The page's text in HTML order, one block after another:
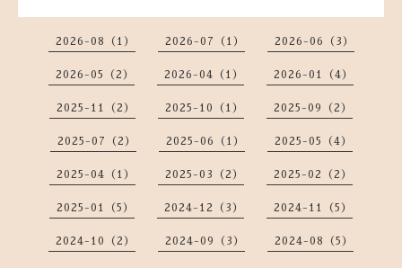
2026-08（1） 2026-07（1） 2026-06（3）
2026-05（2） 2026-04（1） 2026-01（4）
2025-11（2） 2025-10（1） 2025-09（2）
2025-07（2） 2025-06（1） 2025-05（4）
2025-04（1） 2025-03（2） 2025-02（2）
2025-01（5） 2024-12（3） 2024-11（5）
2024-10（2） 2024-09（3） 2024-08（5）